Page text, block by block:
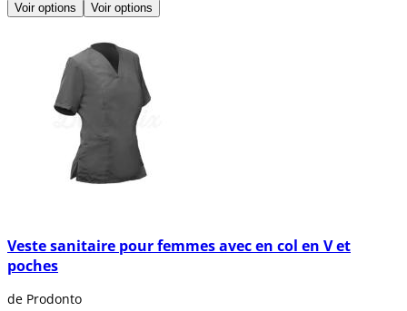
Voir options Voir options
Veste sanitaire pour femmes avec en col en V et
poches
de Prodonto